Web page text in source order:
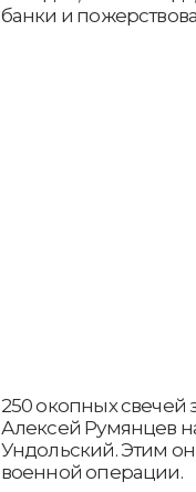
банки и
250 окопных свечей
Алексей Румянцев
Ундольский. Этим
военной операции.